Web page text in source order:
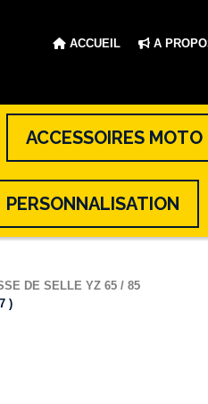
ACCUEIL A
ACCESSOIRES MOTO
PERSONNALISATION
DE SELLE YZ 65 / 85
)